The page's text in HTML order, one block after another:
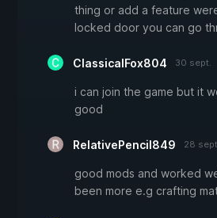
thing or add a feature
locked door you can go
ClassicalFox804 30 sept.
i can join the game but it
good
RelativePencil849 28 sept.
good mods and worked
been more e.g crafting